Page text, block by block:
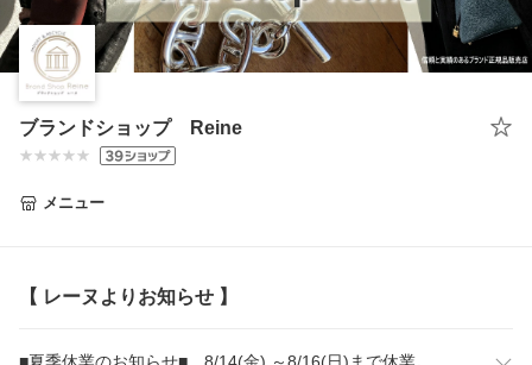
ブランドショップ Reine
メニュー
【 レーヌよりお知らせ 】